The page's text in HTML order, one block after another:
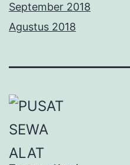
September 2018
Agustus 2018